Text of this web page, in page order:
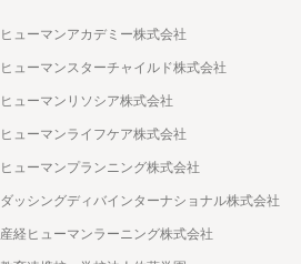
ヒューマンアカデミー株式会社
ヒューマンスターチャイルド株式会社
ヒューマンリソシア株式会社
ヒューマンライフケア株式会社
ヒューマンプランニング株式会社
ダッシングディバインターナショナル株式会社
産経ヒューマンラーニング株式会社